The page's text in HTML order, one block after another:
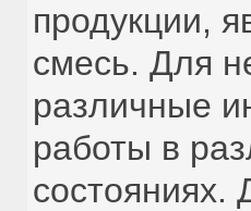
продукции,
смесь. Для
различные
работы в
состояниях.